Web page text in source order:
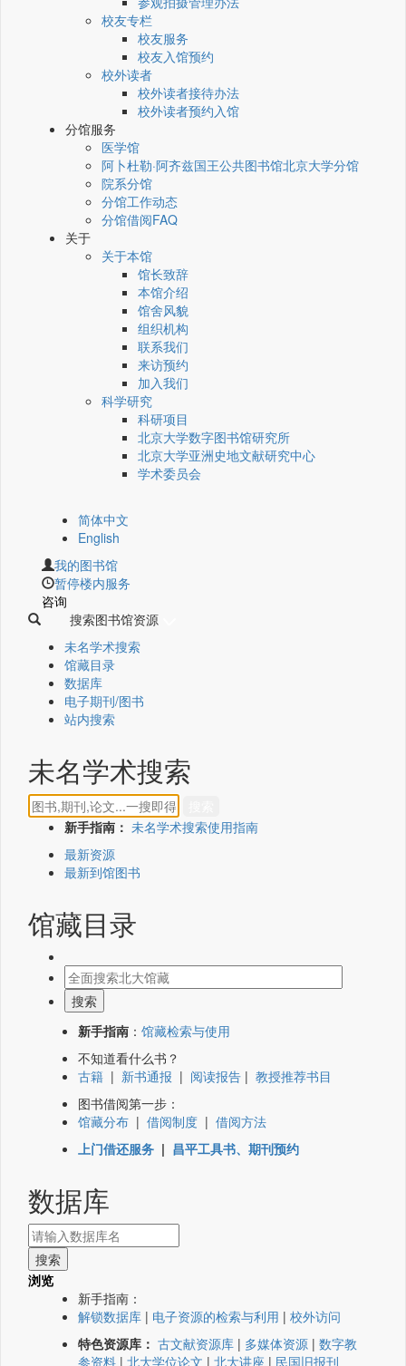
校友专栏
校友服务
校友入馆预约
校外读者
校外读者接待办法
校外读者预约入馆
分馆服务
医学馆
阿卜杜勒·阿齐兹国王公共图书馆北京大学分馆
院系分馆
分馆工作动态
分馆借阅FAQ
关于
关于本馆
馆长致辞
本馆介绍
馆舍风貌
组织机构
联系我们
来访预约
加入我们
科学研究
科研项目
北京大学数字图书馆研究所
北京大学亚洲史地文献研究中心
学术委员会
简体中文
English
我的图书馆
暂停楼内服务
咨询
搜索图书馆资源
未名学术搜索
馆藏目录
数据库
电子期刊/图书
站内搜索
未名学术搜索
新手指南： 未名学术搜索使用指南
最新资源
最新到馆图书
馆藏目录
新手指南 ： 馆藏检索与使用
不知道看什么书？
古籍 | 新书通报 | 阅读报告 | 教授推荐书目
图书借阅第一步：
馆藏分布 | 借阅制度 | 借阅方法
上门借还服务 | 昌平工具书、期刊预约
数据库
浏览
新手指南：
解锁数据库 | 电子资源的检索与利用 | 校外访问
特色资源库： 古文献资源库 | 多媒体资源 | 数字教
参资料 | 北大学位论文 | 北大讲座 | 民国旧报刊